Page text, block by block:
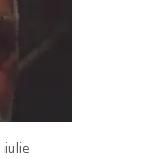
iulie